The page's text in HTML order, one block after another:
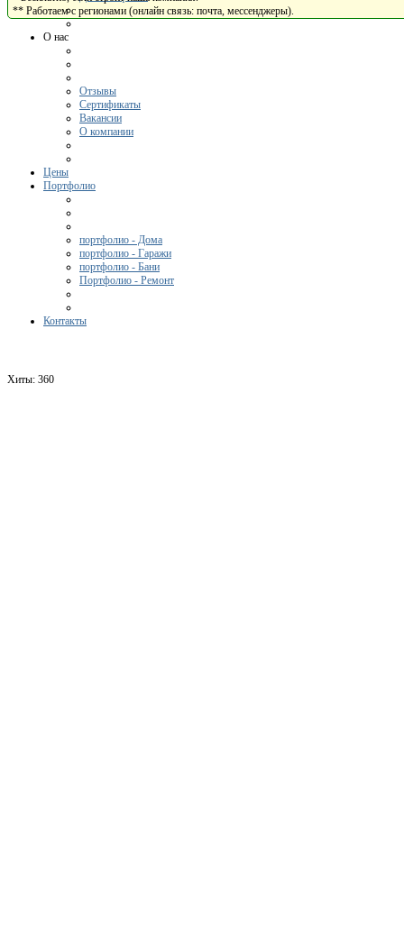
О нас
Отзывы
Сертификаты
Вакансии
О компании
Цены
Портфолио
портфолио - Дома
портфолио - Гаражи
портфолио - Бани
Портфолио - Ремонт
Контакты
** Работаем с регионами (онлайн связь: почта, мессенджеры).
Хиты: 360